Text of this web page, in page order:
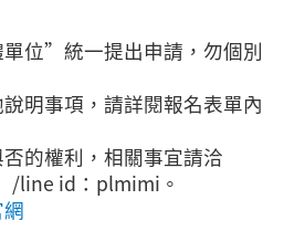
位”統一提出申請，勿個別
明事項，請詳閱報名表單內
的權利，相關事宜請洽
/line id：plmimi。